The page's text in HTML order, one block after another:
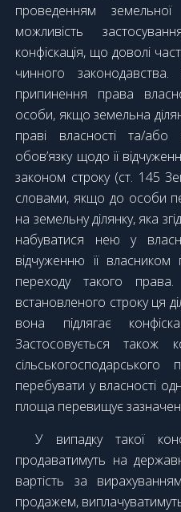
проведенням
можливість
конфіскація, що доволі
чинного
припинення права
особи, якщо земельна
праві власності та/
обов’язку щодо її
законом строку (ст. 145
словами, якщо до особи
на земельну ділянку, яка
набуватися нею у
відчуженню її
переходу такого
встановленого строку ця
вона підлягає
Застосовується також
перебувати у власності
площа перевищує
У випадку такої конфіскації земельну ділянку
продаватимуть на
вартість за
продажем,